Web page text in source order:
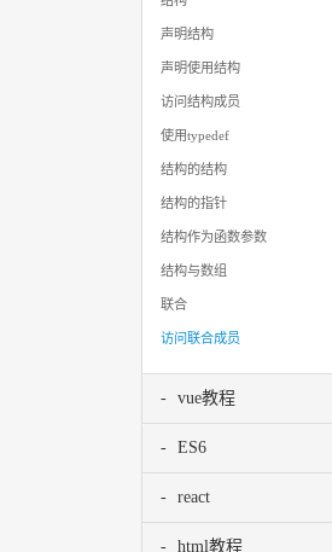
声明结构
声明使用结构
访问结构成员
使用typedef
结构的结构
结构的指针
结构作为函数参数
结构与数组
联合
访问联合成员
vue教程
ES6
react
html教程